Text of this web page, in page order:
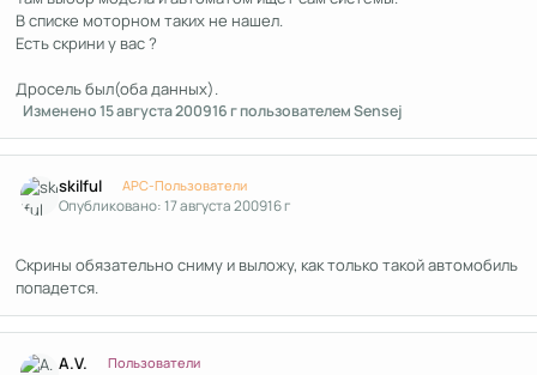
В списке моторном таких не нашел.
Есть скрини у вас ?
Дросель был(оба данных).
Изменено15 августа 200916 гпользователем Sensej
skilful APC-Пользователи
Опубликовано:17 августа 200916 г
Скрины обязательно сниму и выложу, как только такой автомобиль
попадется.
A.V. Пользователи